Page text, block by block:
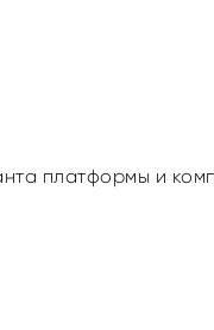
платформы и